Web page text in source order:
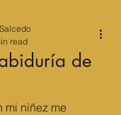
de
read
mi niñez me